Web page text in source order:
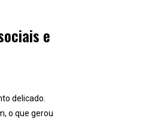
e
delicado.
o que gerou